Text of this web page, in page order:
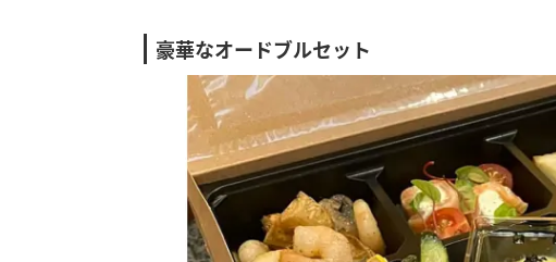
豪華なオードブルセット